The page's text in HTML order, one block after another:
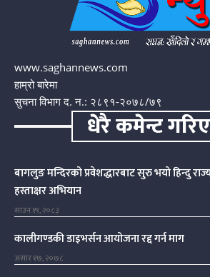
www.saghannews.com
हाम्रो बारेमा
सुचना विभाग द. न.: २८९१-२०७८/७९
धेरै कमेन्ट
बागलुङ मन्दिरको प्रवेशद्धारबाट सुरु भयो हिन्दु
हस्ताक्षर अभियान
साउन १९, २०८३
कालीगण्डकी डाइभर्सन आयोजना रद्द गर्न माग
असार १७, २०७८